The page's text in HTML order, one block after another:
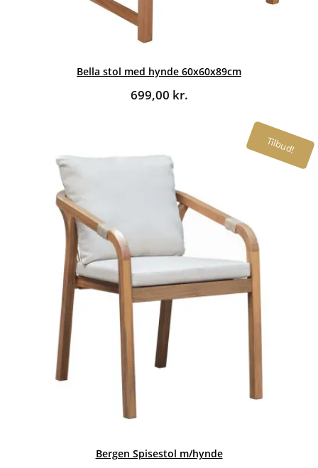
Bella stol med hynde 60x60x89cm
699,00 kr.
Tilbud!
Bergen Spisestol m/hynde